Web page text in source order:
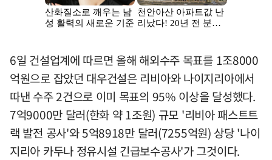
6일 건설업계에 따르면 올해 해외수주 목표를 1조8000
억원으로 잡았던 대우건설은 리비아와 나이지리아에서
따낸 수주 2건으로 이미 목표의 95% 이상을 달성했다.
7억9000만 달러(한화 약 1조원) 규모 '리비아 패스트트
랙 발전 공사'와 5억8918만 달러(7255억원) 상당 '나이
지리아 카두나 정유시설 긴급보수공사'가 그것이다.